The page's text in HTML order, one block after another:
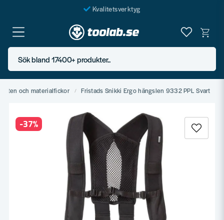
Kvalitetsverktyg
Fraktfritt över 999 SEK*
En järnhandel för alla
Butik i Göteborg
Sök bland 17400+ produkter..
och materialfickor Fristads Snikki Ergo hängslen 9332 PPL Svart
-37%